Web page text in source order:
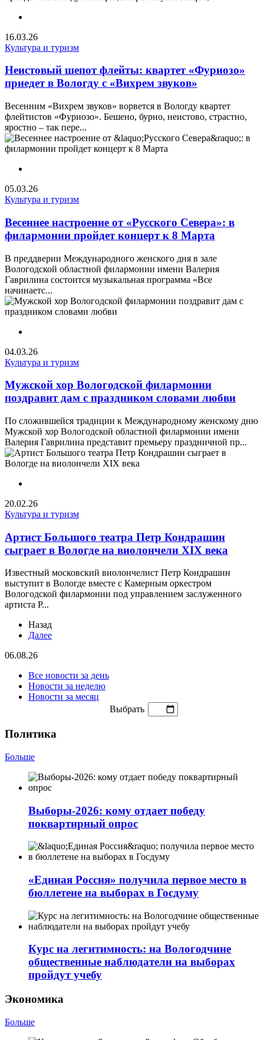
16.03.26
Культура и туризм
Неистовый шепот флейты: квартет «Фуриозо»
приедет в Вологду с «Вихрем звуков»
Весенним «Вихрем звуков» ворвется в Вологду квартет
флейтистов «Фуриозо». Бешено, бурно, неистово, страстно,
яростно – так пере...
05.03.26
Культура и туризм
Весеннее настроение от «Русского Севера»: в
филармонии пройдет концерт к 8 Марта
В преддверии Международного женского дня в зале
Вологодской областной филармонии имени Валерия
Гаврилина состоится музыкальная программа «Все
начинаетс...
04.03.26
Культура и туризм
Мужской хор Вологодской филармонии
поздравит дам с праздником словами любви
По сложившейся традиции к Международному женскому дню
Мужской хор Вологодской областной филармонии имени
Валерия Гаврилина представит премьеру праздничной пр...
20.02.26
Культура и туризм
Артист Большого театра Петр Кондрашин
сыграет в Вологде на виолончели XIX века
Известный московский виолончелист Петр Кондрашин
выступит в Вологде вместе с Камерным оркестром
Вологодской филармонии под управлением заслуженного
артиста Р...
Назад
Далее
06.08.26
Все новости за день
Новости за неделю
Новости за месяц
Выбрать
Политика
Больше
Выборы-2026: кому отдает победу
поквартирный опрос
«Единая Россия» получила первое место в
бюллетене на выборах в Госдуму
Курс на легитимность: на Вологодчине
общественные наблюдатели на выборах
пройдут учебу
Экономика
Больше